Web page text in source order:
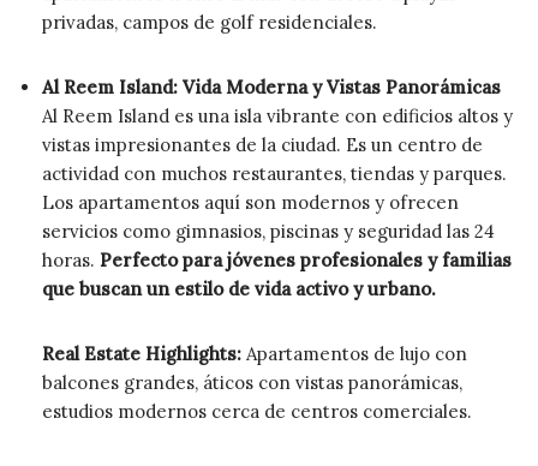
privadas, campos de golf residenciales.
Al Reem Island: Vida Moderna y Vistas Panorámicas
Al Reem Island es una isla vibrante con edificios altos y
vistas impresionantes de la ciudad. Es un centro de
actividad con muchos restaurantes, tiendas y parques.
Los apartamentos aquí son modernos y ofrecen
servicios como gimnasios, piscinas y seguridad las 24
horas. Perfecto para jóvenes profesionales y familias
que buscan un estilo de vida activo y urbano.
Real Estate Highlights: Apartamentos de lujo con
balcones grandes, áticos con vistas panorámicas,
estudios modernos cerca de centros comerciales.